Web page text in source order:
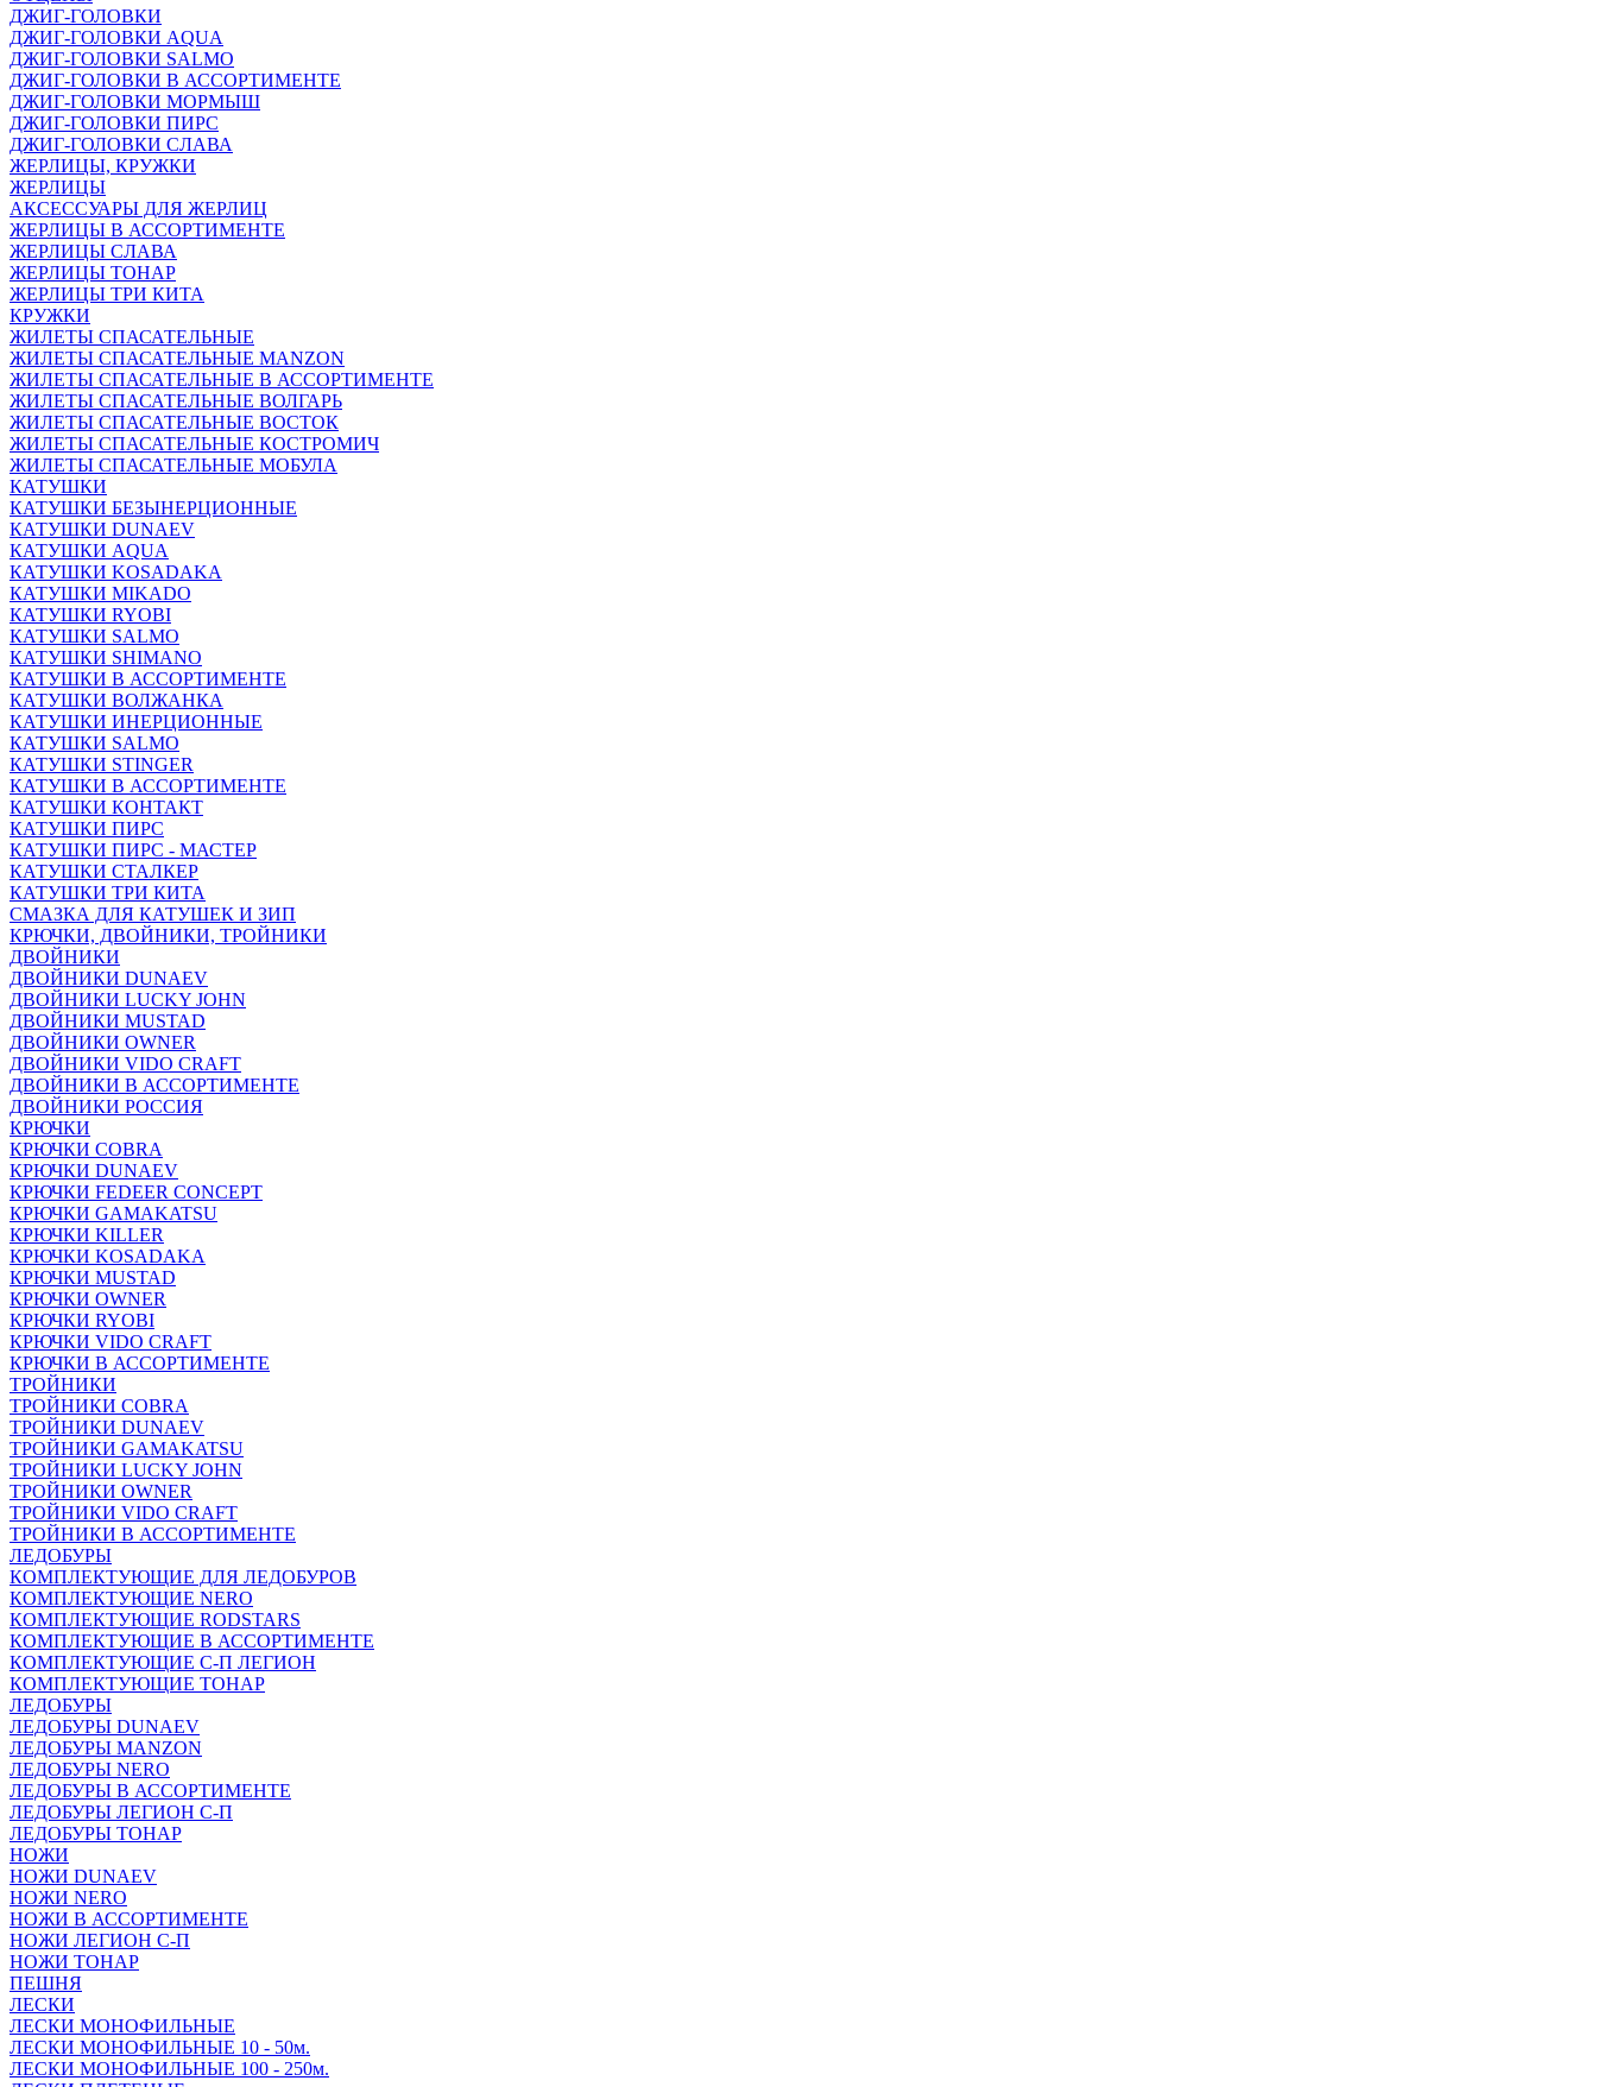
ДЖИГ-ГОЛОВКИ
ДЖИГ-ГОЛОВКИ AQUA
ДЖИГ-ГОЛОВКИ SALMO
ДЖИГ-ГОЛОВКИ В АССОРТИМЕНТЕ
ДЖИГ-ГОЛОВКИ МОРМЫШ
ДЖИГ-ГОЛОВКИ ПИРС
ДЖИГ-ГОЛОВКИ СЛАВА
ЖЕРЛИЦЫ, КРУЖКИ
ЖЕРЛИЦЫ
АКСЕССУАРЫ ДЛЯ ЖЕРЛИЦ
ЖЕРЛИЦЫ В АССОРТИМЕНТЕ
ЖЕРЛИЦЫ СЛАВА
ЖЕРЛИЦЫ ТОНАР
ЖЕРЛИЦЫ ТРИ КИТА
КРУЖКИ
ЖИЛЕТЫ СПАСАТЕЛЬНЫЕ
ЖИЛЕТЫ СПАСАТЕЛЬНЫЕ MANZON
ЖИЛЕТЫ СПАСАТЕЛЬНЫЕ В АССОРТИМЕНТЕ
ЖИЛЕТЫ СПАСАТЕЛЬНЫЕ ВОЛГАРЬ
ЖИЛЕТЫ СПАСАТЕЛЬНЫЕ ВОСТОК
ЖИЛЕТЫ СПАСАТЕЛЬНЫЕ КОСТРОМИЧ
ЖИЛЕТЫ СПАСАТЕЛЬНЫЕ МОБУЛА
КАТУШКИ
КАТУШКИ БЕЗЫНЕРЦИОННЫЕ
КАТУШКИ DUNAEV
КАТУШКИ AQUA
КАТУШКИ KOSADAKA
КАТУШКИ MIKADO
КАТУШКИ RYOBI
КАТУШКИ SALMO
КАТУШКИ SHIMANO
КАТУШКИ В АССОРТИМЕНТЕ
КАТУШКИ ВОЛЖАНКА
КАТУШКИ ИНЕРЦИОННЫЕ
КАТУШКИ SALMO
КАТУШКИ STINGER
КАТУШКИ В АССОРТИМЕНТЕ
КАТУШКИ КОНТАКТ
КАТУШКИ ПИРС
КАТУШКИ ПИРС - МАСТЕР
КАТУШКИ СТАЛКЕР
КАТУШКИ ТРИ КИТА
СМАЗКА ДЛЯ КАТУШЕК И ЗИП
КРЮЧКИ, ДВОЙНИКИ, ТРОЙНИКИ
ДВОЙНИКИ
ДВОЙНИКИ DUNAEV
ДВОЙНИКИ LUCKY JOHN
ДВОЙНИКИ MUSTAD
ДВОЙНИКИ OWNER
ДВОЙНИКИ VIDO CRAFT
ДВОЙНИКИ В АССОРТИМЕНТЕ
ДВОЙНИКИ РОССИЯ
КРЮЧКИ
КРЮЧКИ COBRA
КРЮЧКИ DUNAEV
КРЮЧКИ FEDEER CONCEPT
КРЮЧКИ GAMAKATSU
КРЮЧКИ KILLER
КРЮЧКИ KOSADAKA
КРЮЧКИ MUSTAD
КРЮЧКИ OWNER
КРЮЧКИ RYOBI
КРЮЧКИ VIDO CRAFT
КРЮЧКИ В АССОРТИМЕНТЕ
ТРОЙНИКИ
ТРОЙНИКИ COBRA
ТРОЙНИКИ DUNAEV
ТРОЙНИКИ GAMAKATSU
ТРОЙНИКИ LUCKY JOHN
ТРОЙНИКИ OWNER
ТРОЙНИКИ VIDO CRAFT
ТРОЙНИКИ В АССОРТИМЕНТЕ
ЛЕДОБУРЫ
КОМПЛЕКТУЮЩИЕ ДЛЯ ЛЕДОБУРОВ
КОМПЛЕКТУЮЩИЕ NERO
КОМПЛЕКТУЮЩИЕ RODSTARS
КОМПЛЕКТУЮЩИЕ В АССОРТИМЕНТЕ
КОМПЛЕКТУЮЩИЕ С-П ЛЕГИОН
КОМПЛЕКТУЮЩИЕ ТОНАР
ЛЕДОБУРЫ
ЛЕДОБУРЫ DUNAEV
ЛЕДОБУРЫ MANZON
ЛЕДОБУРЫ NERO
ЛЕДОБУРЫ В АССОРТИМЕНТЕ
ЛЕДОБУРЫ ЛЕГИОН С-П
ЛЕДОБУРЫ ТОНАР
НОЖИ
НОЖИ DUNAEV
НОЖИ NERO
НОЖИ В АССОРТИМЕНТЕ
НОЖИ ЛЕГИОН С-П
НОЖИ ТОНАР
ПЕШНЯ
ЛЕСКИ
ЛЕСКИ МОНОФИЛЬНЫЕ
ЛЕСКИ МОНОФИЛЬНЫЕ 10 - 50м.
ЛЕСКИ МОНОФИЛЬНЫЕ 100 - 250м.